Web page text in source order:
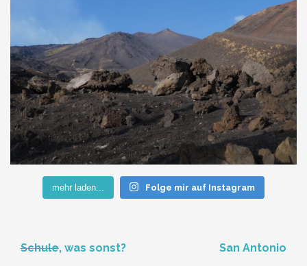
mehr laden... Folge mir auf Instagram
Post
Schule, was sonst? San Antonio